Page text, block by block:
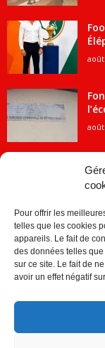
Pour offrir les
telles que les cookies
appareils. Le fait de
des données telles
sur ce site. Le fait de
avoir un effet négatif
août
août
ACTUALITES
Economie
Société
Sport